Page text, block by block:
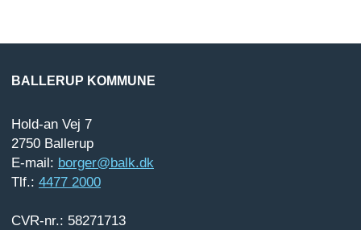
BALLERUP KOMMUNE
Hold-an Vej 7
2750 Ballerup
E-mail: borger@balk.dk
Tlf.: 4477 2000
CVR-nr.: 58271713